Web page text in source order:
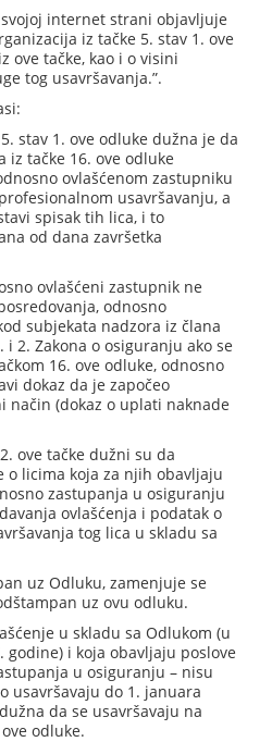
internet strani objavljuje
iz tačke 5. stav 1. ove
ove tačke, kao i o visini
tog usavršavanja.”.
stav 1. ove odluke dužna je da
iz tačke 16. ove odluke
ovlašćenom zastupniku
usavršavanju, a
spisak tih lica, i to
od dana završetka
ovlašćeni zastupnik ne
odnosno
subjekata nadzora iz člana
i 2. Zakona o osiguranju ako se
16. ove odluke, odnosno
dokaz da je započeo
način (dokaz o uplati naknade
ove tačke dužni su da
o licima koja za njih obavljaju
zastupanja u osiguranju
ovlašćenja i podatak o
tog lica u skladu sa
uz Odluku, zamenjuje se
uz ovu odluku.
u skladu sa Odlukom (u
godine) i koja obavljaju poslove
u osiguranju – nisu
usavršavaju do 1. januara
da se usavršavaju na
odluke.